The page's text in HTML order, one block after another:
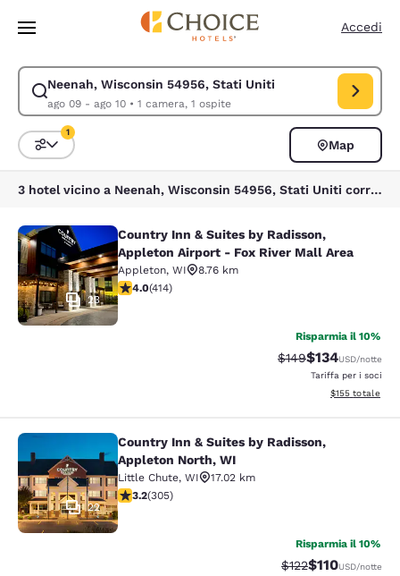
Vai A Contenuto Principale
Accedi
Neenah, Wisconsin 54956, Stati Uniti
ago 09 - ago 10• 1 camera, 1 ospite
Modifica la ricerca per Neenah, Wisconsin 54956, Stati Uniti. Data di
Ordina e filtra
1
Map
3 hotel vicino a Neenah, Wisconsin 54956, Stati Uniti corrispondono ai tuoi filtri
Country Inn & Suites by Radisson,
23
Country Inn & Suites by Radisson,
Appleton Airport - Fox River Mall Area
Appleton, WI
8.76 km
Valutazione di 3.96 stelle. Buono. 414 recensioni
4.0(414)
Risparmia il 10%
Tariffa di barratura:
$149Tariffa
$134USD/notte
Tariffa per i soci
Visualizza i
$155 totale
Country Inn & Suites by Radisson,
22
Country Inn & Suites by Radisson,
Appleton North, WI
Little Chute, WI
17.02 km
Valutazione di 3.24 stelle. Buono. 305 recensioni
3.2(305)
Risparmia il 10%
Tariffa di
$122Tariffa
$110USD/notte